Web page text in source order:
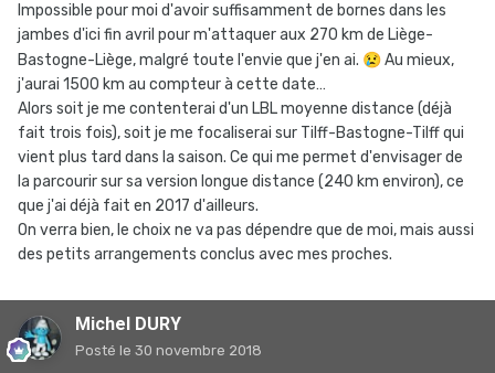
Impossible pour moi d'avoir suffisamment de bornes dans les
jambes d'ici fin avril pour m'attaquer aux 270 km de Liège-
Bastogne-Liège, malgré toute l'envie que j'en ai. 😢Au mieux,
j'aurai 1500 km au compteur à cette date…
Alors soit je me contenterai d'un LBL moyenne distance (déjà
fait trois fois), soit je me focaliserai sur Tilff-Bastogne-Tilff qui
vient plus tard dans la saison. Ce qui me permet d'envisager de
la parcourir sur sa version longue distance (240 km environ), ce
que j'ai déjà fait en 2017 d'ailleurs.
On verra bien, le choix ne va pas dépendre que de moi, mais aussi
des petits arrangements conclus avec mes proches.
Michel DURY
Posté le 30 novembre 2018